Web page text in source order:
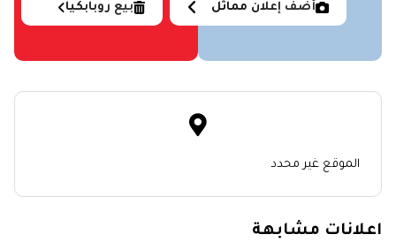
أضف إعلان مماثل بيع روبابكيا
الموقع غير محدد
اعلانات مشابهة